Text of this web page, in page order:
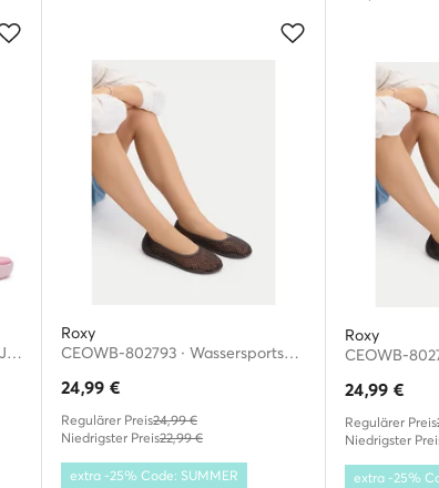
Pantoletten · Znscape Sandals JR7634 · Rosa
Roxy
CEOWB-802793 · Wassersportschuhe
24,99 €
Regulärer Preis24,99 €
Niedrigster Preis22,99 €
extra -25% Code: SUMMER
Roxy
24,99 €
Regulärer Preis
Niedrigster
extra -25%